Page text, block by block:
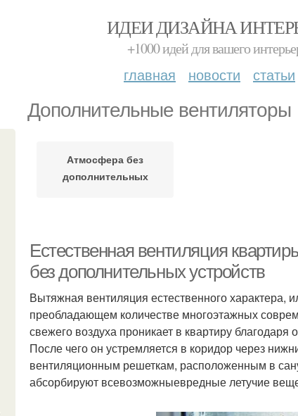
ИДЕИ ДИЗАЙНА
+1000 идей для вашего
главная новости статьи
Дополнительные вентиляторы
Атмосфера без
дополнительных
Естественная вентиляция
без дополнительных устройств
Вытяжная вентиляция естественного характера,
преобладающем количестве многоэтажных
свежего воздуха проникает в квартиру
После чего он устремляется в коридор через
вентиляционным решеткам, расположенным в
абсорбируют всевозможныевредные летучие